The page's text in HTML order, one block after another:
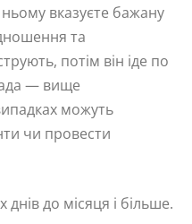
вказуєте бажану
та
потім він іде по
— вище
можуть
чи провести
днів до місяця і більше.